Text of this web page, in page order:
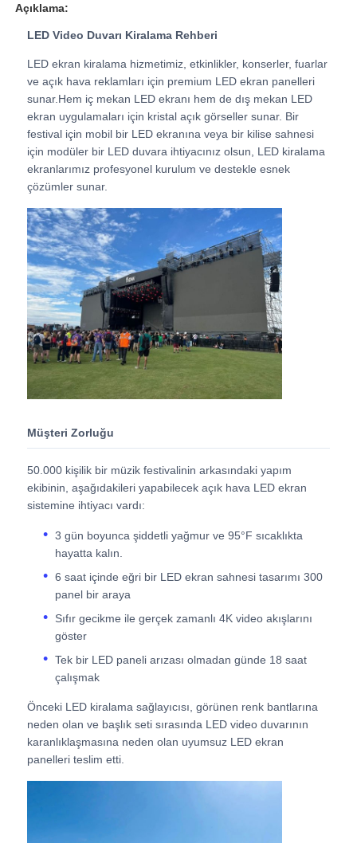
Ürünler
Videolar
VR Gösterisi
Hakkımızda
Fabrika turu
Kalite kontrolü
Bize Ulaşın
Haberler
Durumlar
Bir İndirim İste
LED Video Duvar Ekranı
LED ekran ekranı
konser led ekranı
Sahne LED ekran kiralama
Cob LED video duvarı
Açıklama:
LED Video Duvarı Kiralama Rehberi
LED ekran kiralama hizmetimiz, etkinlikler, konserler, fuarlar
ve açık hava reklamları için premium LED ekran panelleri
sunar.Hem iç mekan LED ekranı hem de dış mekan LED
ekran uygulamaları için kristal açık görseller sunar. Bir
festival için mobil bir LED ekranına veya bir kilise sahnesi
için modüler bir LED duvara ihtiyacınız olsun, LED kiralama
ekranlarımız profesyonel kurulum ve destekle esnek
çözümler sunar.
Müşteri Zorluğu
50.000 kişilik bir müzik festivalinin arkasındaki yapım
ekibinin, aşağıdakileri yapabilecek açık hava LED ekran
sistemine ihtiyacı vardı:
3 gün boyunca şiddetli yağmur ve 95°F sıcaklıkta
hayatta kalın.
6 saat içinde eğri bir LED ekran sahnesi tasarımı 300
panel bir araya
Sıfır gecikme ile gerçek zamanlı 4K video akışlarını
göster
Tek bir LED paneli arızası olmadan günde 18 saat
çalışmak
Önceki LED kiralama sağlayıcısı, görünen renk bantlarına
neden olan ve başlık seti sırasında LED video duvarının
karanlıklaşmasına neden olan uyumsuz LED ekran
panelleri teslim etti.